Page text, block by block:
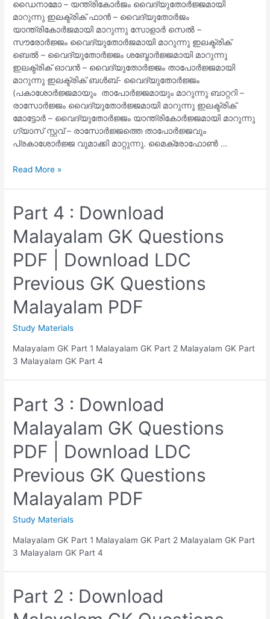
ഡൈനാമോ – യന്ത്രികോർജം വൈദ്യുതോർജ്ജമായി
മാറുന്നു ഇലക്ട്രിക് ഫാൻ – വൈദ്യുതോർജം
യാന്ത്രികോർജമായി മാറുന്നു സോളാർ സെൽ –
സൗരോർജ്ജം വൈദ്യുതോർജമായി മാറുന്നു ഇലക്ട്രിക്
ബെൽ – വൈദ്യുതോർജ്ജം ശബ്ദോർജ്ജമായി മാറുന്നു
ഇലക്ട്രിക് ഓവൻ – വൈദ്യുതോർജ്ജം താപോർജ്ജമായി
മാറുന്നു ഇലക്ട്രിക് ബൾബ്- വൈദ്യുതോർജ്ജം
(പകാശോർജ്ജമായും താപോർജ്ജമായും മാറുന്നു ബാറ്ററി –
രാസോർജ്ജം വൈദ്യുതോർജ്ജമായി മാറുന്നു ഇലക്ട്രിക്
മോട്ടോർ – വൈദ്യുതോർജ്ജം യാന്ത്രികോർജ്ജമായി മാറുന്നു
ഗ്യാസ് സ്റ്റവ് – രാസോർജ്ജത്തെ താപോർജ്ജവും
പ്രകാശോർജ്ജ വുമാക്കി മാറ്റുന്നു. മൈക്രോഫോൺ …
PSC
Important
Topic
Energy
Conversion
ഊർജ
പരിവർത്തനം
Read More »
Part 4 : Download
Malayalam GK Questions
PDF | Download LDC
Previous GK Questions
Malayalam PDF
Study Materials
Malayalam GK Part 1 Malayalam GK Part 2 Malayalam GK Part
3 Malayalam GK Part 4
Part 3 : Download
Malayalam GK Questions
PDF | Download LDC
Previous GK Questions
Malayalam PDF
Study Materials
Malayalam GK Part 1 Malayalam GK Part 2 Malayalam GK Part
3 Malayalam GK Part 4
Part 2 : Download